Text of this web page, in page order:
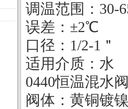
调温范围： 30-
误差：±2℃
口径： 1/2-1 ＂
适用介质：水
0440恒温混水
阀体：黄铜镀